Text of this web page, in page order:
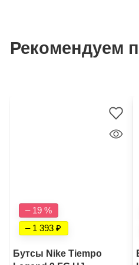
Рекомендуем
– 19 %
– 1 393
Бутсы Nike Tiempo